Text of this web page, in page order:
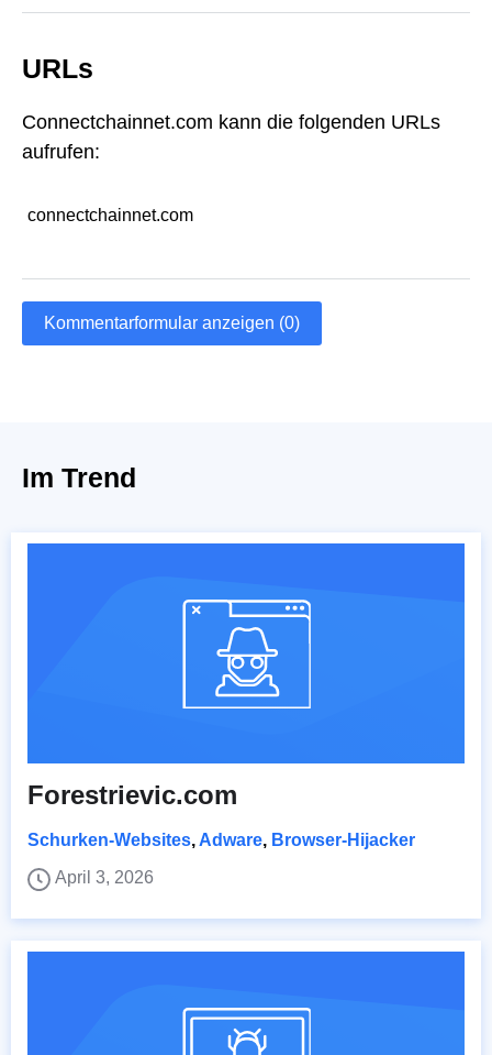
URLs
Connectchainnet.com kann die folgenden URLs
aufrufen:
connectchainnet.com
Kommentarformular anzeigen (0)
Im Trend
Forestrievic.com
Schurken-Websites, Adware, Browser-Hijacker
April 3, 2026